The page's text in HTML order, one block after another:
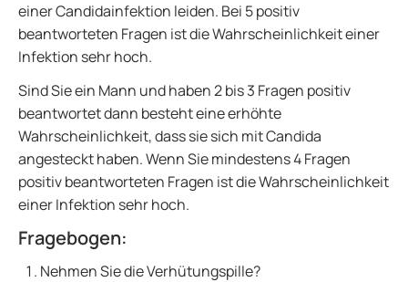
einer Candidainfektion leiden. Bei 5 positiv
beantworteten Fragen ist die Wahrscheinlichkeit einer
Infektion sehr hoch.
Sind Sie ein Mann und haben 2 bis 3 Fragen positiv
beantwortet dann besteht eine erhöhte
Wahrscheinlichkeit, dass sie sich mit Candida
angesteckt haben. Wenn Sie mindestens 4 Fragen
positiv beantworteten Fragen ist die Wahrscheinlichkeit
einer Infektion sehr hoch.
Fragebogen:
Nehmen Sie die Verhütungspille?